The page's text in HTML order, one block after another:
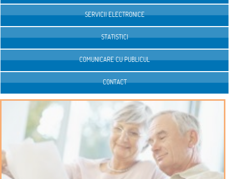
SERVICII ELECTRONICE
STATISTICI
COMUNICARE CU PUBLICUL
CONTACT